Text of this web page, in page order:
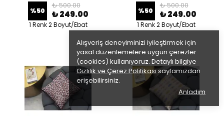
Alışveriş deneyiminizi iyileştirmek için
yasal düzenlemelere uygun çerezler
(cookies) kullanıyoruz. Detaylı bilgiye
Gizlilik ve Çerez Politikasısayfamızdan
erişebilirsiniz.
Anladım
%50
₺ 500.00
₺ 249.00
1 Renk 2 Boyut/Ebat
%50
₺ 500.00
₺ 249.00
1 Renk 2 Boyut/Ebat